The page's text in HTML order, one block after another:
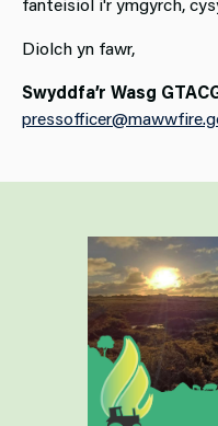
Diolch yn fawr,
Swyddfa’r Wasg